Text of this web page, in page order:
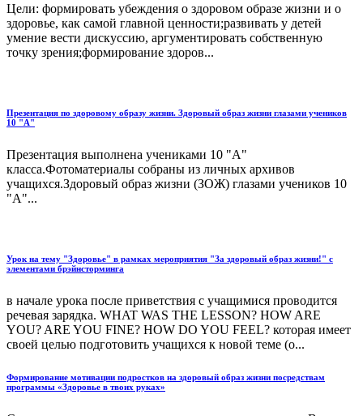
Цели: формировать убеждения о здоровом образе жизни и о
здоровье, как самой главной ценности;развивать у детей
умение вести дискуссию, аргументировать собственную
точку зрения;формирование здоров...
Презентация по здоровому образу жизни. Здоровый образ жизни глазами учеников
10 "А"
Презентация выполнена учениками 10 "А"
класса.Фотоматериалы собраны из личных архивов
учащихся.Здоровый образ жизни (ЗОЖ) глазами учеников 10
"А"...
Урок на тему "Здоровье" в рамках мероприятия "За здоровый образ жизни!" с
элементами брэйнсторминга
в начале урока после приветствия с учащимися проводится
речевая зарядка. WHAT WAS THE LESSON? HOW ARE
YOU? ARE YOU FINE? HOW DO YOU FEEL? которая имеет
своей целью подготовить учащихся к новой теме (о...
Формирование мотивации подростков на здоровый образ жизни посредствам
программы «Здоровье в твоих руках»